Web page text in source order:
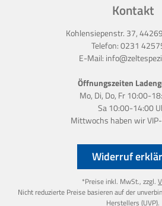
Widerruf
*Preise inkl. MwSt., zzgl.
Nicht reduzierte Preise basieren auf der
Herstellers (UVP).
Kontakt
Kohlensiepenstr. 37,
Telefon:0231
E-Mail:
Öffnungszeiten
Mo, Di, Do, Fr 10:00-
Sa 10:00-14:00
Mittwochs haben wir